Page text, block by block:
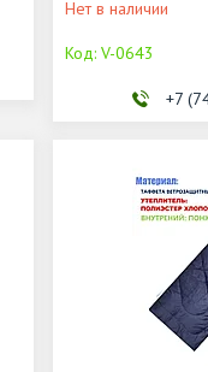
Нет в наличии
V-0643
+7